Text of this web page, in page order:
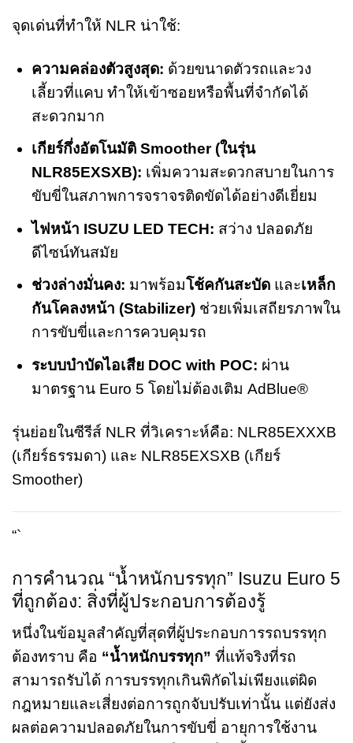
จุดเด่นที่ทำให้ NLR น่าใช้:
ความคล่องตัวสูงสุด: ด้วยขนาดตัวรถและวง
เลี้ยวที่แคบ ทำให้เข้าซอยหรือพื้นที่จำกัดได้
สะดวกมาก
เกียร์กึ่งอัตโนมัติ Smoother (ในรุ่น
NLR85EXSXB): เพิ่มความสะดวกสบายในการ
ขับขี่ในสภาพการจราจรติดขัดได้อย่างดีเยี่ยม
ไฟหน้า ISUZU LED TECH: สว่าง ปลอดภัย
ดีไซน์ทันสมัย
ช่วงล่างมั่นคง: มาพร้อมโช้คกันสะบัดและเหล็ก
กันโคลงหน้า (Stabilizer)ช่วยเพิ่มเสถียรภาพใน
การขับขี่และการควบคุมรถ
ระบบบำบัดไอเสีย DOC with POC: ผ่าน
มาตรฐาน Euro 5 โดยไม่ต้องเติม AdBlue®
รุ่นย่อยในซีรีส์ NLR ที่วิเคราะห์คือ: NLR85EXXXB
(เกียร์ธรรมดา) และ NLR85EXSXB (เกียร์
Smoother)
“`
การคำนวณ “น้ำหนักบรรทุก” Isuzu Euro 5
ที่ถูกต้อง: สิ่งที่ผู้ประกอบการต้องรู้
หนึ่งในข้อมูลสำคัญที่สุดที่ผู้ประกอบการรถบรรทุก
ต้องทราบ คือ “น้ำหนักบรรทุก” ที่แท้จริงที่รถ
สามารถรับได้ การบรรทุกเกินพิกัดไม่เพียงแต่ผิด
กฎหมายและเสี่ยงต่อการถูกจับปรับเท่านั้น แต่ยังส่ง
ผลต่อความปลอดภัยในการขับขี่ อายุการใช้งาน